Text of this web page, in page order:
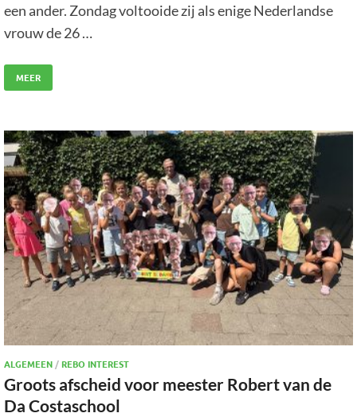
een ander. Zondag voltooide zij als enige Nederlandse
vrouw de 26 …
MEER
ALGEMEEN/ REBO INTEREST
Groots afscheid voor meester Robert van de
Da Costaschool